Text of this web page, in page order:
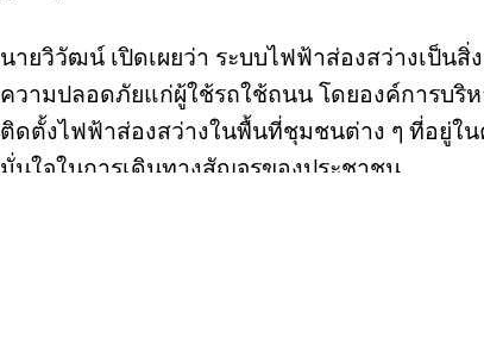
นายวิวัฒน์ เปิดเผยว่า ระบบไฟฟ้าส่องสว่างเป็น
ความปลอดภัยแก่ผู้ใช้รถใช้ถนน โดยองค์การบริ
ติดตั้งไฟฟ้าส่องสว่างในพื้นที่ชุมชนต่าง ๆ ที่อยู่ใ
มั่นใจในการเดินทางสัญจรของประชาชน